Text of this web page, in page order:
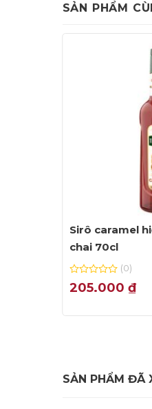
SẢN PHẨM
Sirô caramel
chai 70cl
0
out
5
(0)
205.000₫
SẢN PHẨM ĐÃ